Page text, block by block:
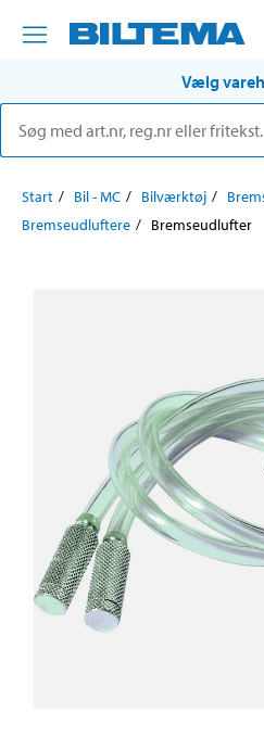
Vælg
Start Bil - MC Bilværktøj
Bremseudluftere
Bremseudlufter